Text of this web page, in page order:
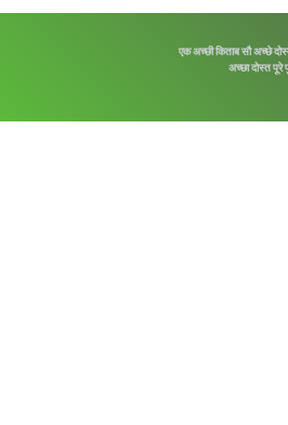
एक अच्छी किताब सौ अच्छे
अच्छा दोस्त पूरे